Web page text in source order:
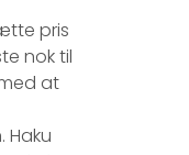
pris
nok til
at
Haku